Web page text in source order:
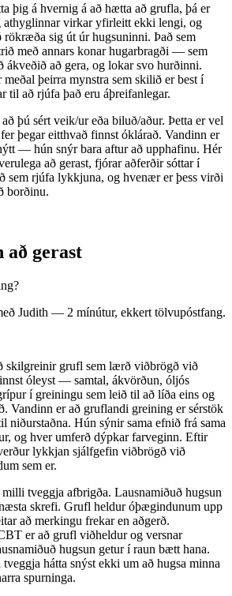
þig á hvernig á að hætta að grufla, þá er
athyglinnar virkar yfirleitt ekki lengi, og
rökræða sig út úr hugsuninni. Það sem
með annars konar hugarbragði — sem
ákveðið að gera, og lokar svo hurðinni.
þeirra mynstra sem skilið er best í
til að rjúfa það eru áþreifanlegar.
þú sért veik/ur eða biluð/aður. Þetta er vel
þegar eitthvað finnst óklárað. Vandinn er
— hún snýr bara aftur að upphafinu. Hér
að gerast, fjórar aðferðir sóttar í
sem rjúfa lykkjuna, og hvenær er þess virði
borðinu.
að gerast
Judith — 2 mínútur, ekkert tölvupóstfang.
skilgreinir grufl sem lærð viðbrögð við
óleyst — samtal, ákvörðun, óljós
í greiningu sem leið til að líða eins og
Vandinn er að gruflandi greining er sérstök
niðurstaðna. Hún sýnir sama efnið frá sama
og hver umferð dýpkar farveginn. Eftir
lykkjan sjálfgefin viðbrögð við
sem er.
tveggja afbrigða. Lausnamiðuð hugsun
skrefi. Grufl heldur óþægindunum upp
að merkingu frekar en aðgerð.
er að grufl viðheldur og versnar
hugsun getur í raun bætt hana.
hátta snýst ekki um að hugsa minna
spurninga.